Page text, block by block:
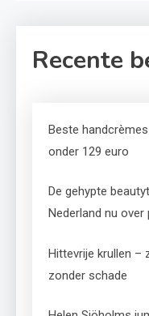
Recente
Beste
onder 129 euro
De gehypte
Nederland nu over
Hittevrije krullen –
zonder schade